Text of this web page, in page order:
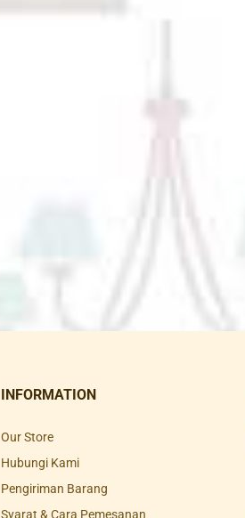
INFORMATION
Our Store
Hubungi Kami
Pengiriman Barang
Syarat & Cara Pemesanan